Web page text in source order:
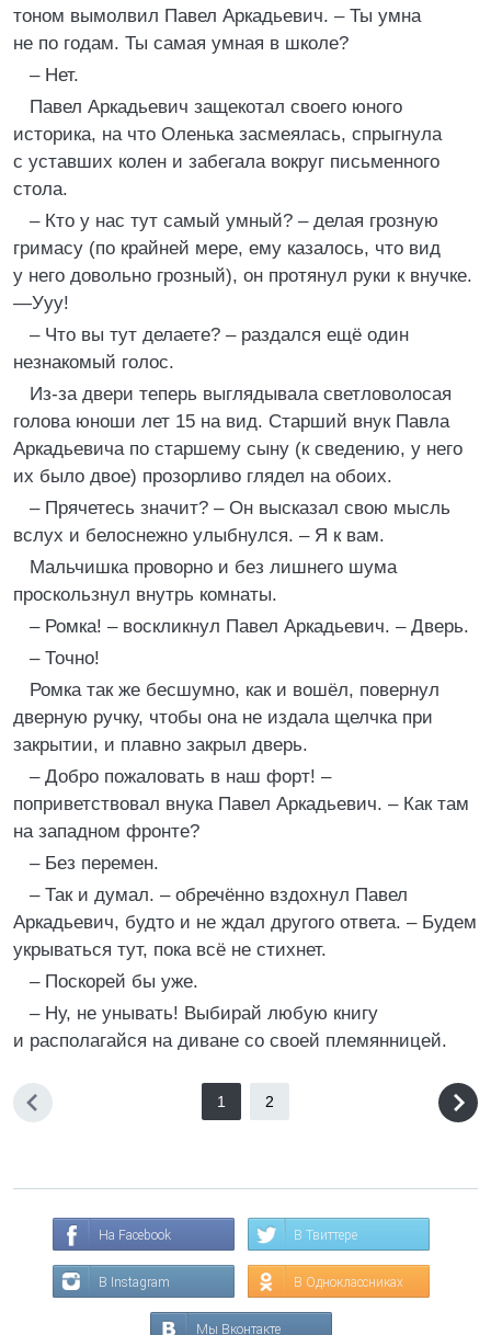
тоном вымолвил Павел Аркадьевич. – Ты умна
не по годам. Ты самая умная в школе?
– Нет.
Павел Аркадьевич защекотал своего юного
историка, на что Оленька засмеялась, спрыгнула
с уставших колен и забегала вокруг письменного
стола.
– Кто у нас тут самый умный? – делая грозную
гримасу (по крайней мере, ему казалось, что вид
у него довольно грозный), он протянул руки к внучке.
—Ууу!
– Что вы тут делаете? – раздался ещё один
незнакомый голос.
Из-за двери теперь выглядывала светловолосая
голова юноши лет 15 на вид. Старший внук Павла
Аркадьевича по старшему сыну (к сведению, у него
их было двое) прозорливо глядел на обоих.
– Прячетесь значит? – Он высказал свою мысль
вслух и белоснежно улыбнулся. – Я к вам.
Мальчишка проворно и без лишнего шума
проскользнул внутрь комнаты.
– Ромка! – воскликнул Павел Аркадьевич. – Дверь.
– Точно!
Ромка так же бесшумно, как и вошёл, повернул
дверную ручку, чтобы она не издала щелчка при
закрытии, и плавно закрыл дверь.
– Добро пожаловать в наш форт! –
поприветствовал внука Павел Аркадьевич. – Как там
на западном фронте?
– Без перемен.
– Так и думал. – обречённо вздохнул Павел
Аркадьевич, будто и не ждал другого ответа. – Будем
укрываться тут, пока всё не стихнет.
– Поскорей бы уже.
– Ну, не унывать! Выбирай любую книгу
и располагайся на диване со своей племянницей.
1 2
На Facebook В Твиттере
В Instagram В Одноклассниках
Мы Вконтакте